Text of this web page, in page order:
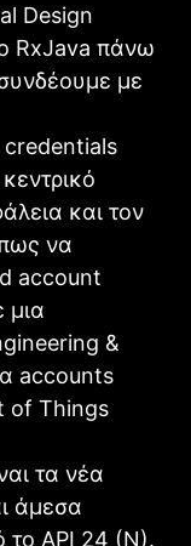
Design
RxJava πάνω
με
και τον
να
account
μια
&
accounts
of Things
τα νέα
άμεσα
το ΑΡΙ 24 (Ν).